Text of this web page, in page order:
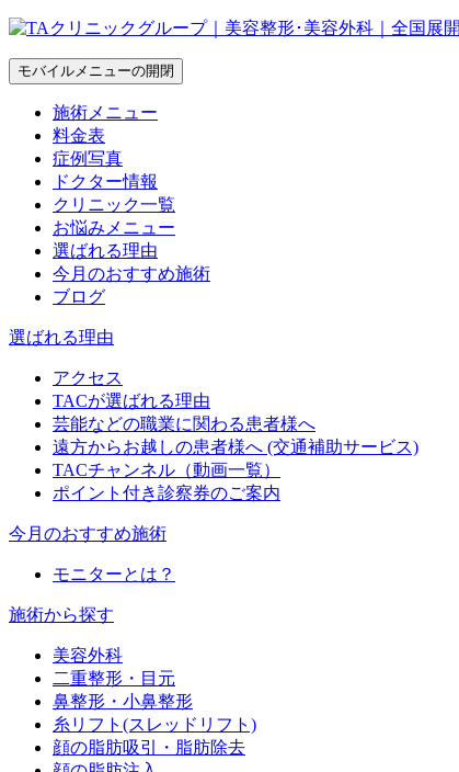
モバイルメニューの開閉
施術メニュー
料金表
症例写真
ドクター情報
クリニック一覧
お悩みメニュー
選ばれる理由
今月のおすすめ施術
ブログ
選ばれる理由
アクセス
TACが選ばれる理由
芸能などの職業に関わる患者様へ
遠方からお越しの患者様へ (交通補助サービス)
TACチャンネル（動画一覧）
ポイント付き診察券のご案内
今月のおすすめ施術
モニターとは？
施術から探す
美容外科
二重整形・目元
鼻整形・小鼻整形
糸リフト(スレッドリフト)
顔の脂肪吸引・脂肪除去